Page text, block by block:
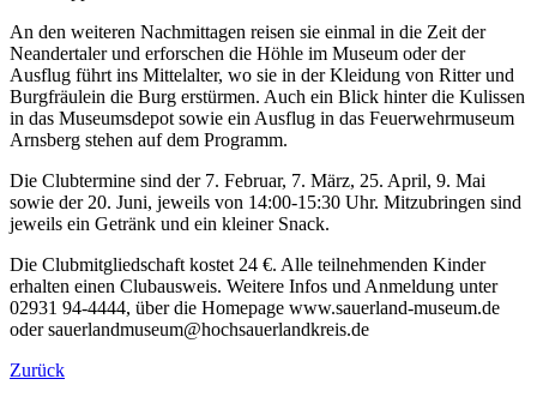
An den weiteren Nachmittagen reisen sie einmal in die Zeit der
Neandertaler und erforschen die Höhle im Museum oder der
Ausflug führt ins Mittelalter, wo sie in der Kleidung von Ritter und
Burgfräulein die Burg erstürmen. Auch ein Blick hinter die Kulissen
in das Museumsdepot sowie ein Ausflug in das Feuerwehrmuseum
Arnsberg stehen auf dem Programm.
Die Clubtermine sind der 7. Februar, 7. März, 25. April, 9. Mai
sowie der 20. Juni, jeweils von 14:00-15:30 Uhr. Mitzubringen sind
jeweils ein Getränk und ein kleiner Snack.
Die Clubmitgliedschaft kostet 24 €. Alle teilnehmenden Kinder
erhalten einen Clubausweis. Weitere Infos und Anmeldung unter
02931 94-4444, über die Homepage www.sauerland-museum.de
oder sauerlandmuseum@hochsauerlandkreis.de
Zurück